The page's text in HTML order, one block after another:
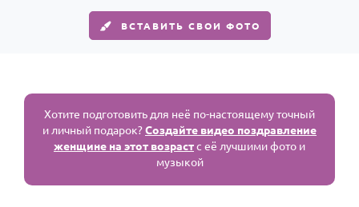
ВСТАВИТЬ СВОИ ФОТО
Хотите подготовить для неё по-настоящему точный
и личный подарок?Создайте видео поздравление
женщине на этот возрастс её лучшими фото и
музыкой